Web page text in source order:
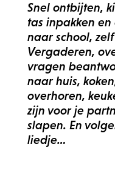
Snel ontbijten,
tas inpakken
naar school,
Vergaderen,
vragen
naar huis,
overhoren,
zijn voor je
slapen. En
liedje…